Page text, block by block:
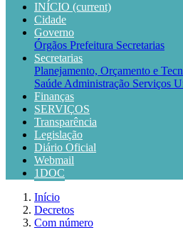
INÍCIO (current)
Cidade
Governo
Órgãos Prefeitura Secretarias
Secretarias
Planejamento, Orçamento e
Saúde Administração Serviços
Finanças
SERVIÇOS
Transparência
Legislação
Diário Oficial
Webmail
1DOC
Início
Decretos
Com número